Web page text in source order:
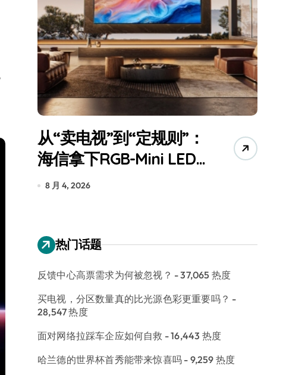
从“卖电视”到“定规则”：
海信拿下RGB-Mini LED
全球话语权
8 月 4, 2026
热门话题
反馈中心高票需求为何被忽视？ - 37,065 热度
买电视，分区数量真的比光源色彩更重要吗？ -
28,547 热度
面对网络拉踩车企应如何自救 - 16,443 热度
哈兰德的世界杯首秀能带来惊喜吗 - 9,259 热度